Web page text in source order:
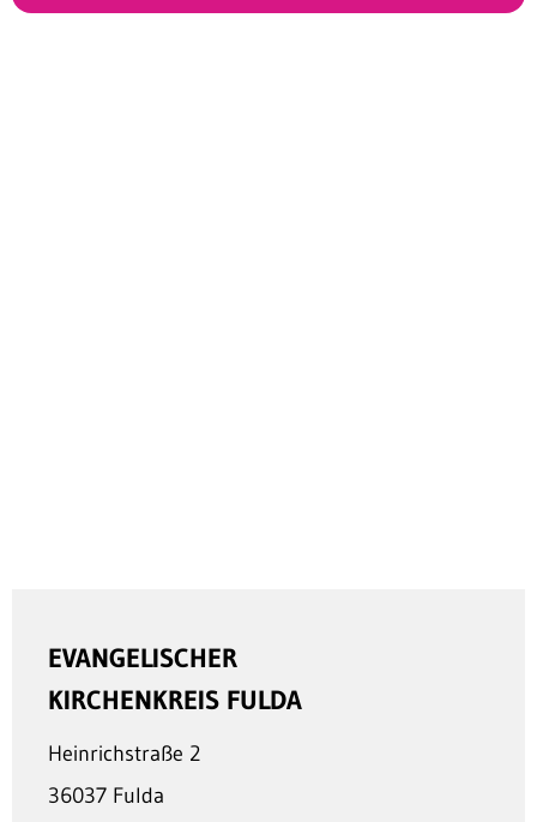
EVANGELISCHER
KIRCHENKREIS FULDA
Heinrichstraße 2
36037 Fulda